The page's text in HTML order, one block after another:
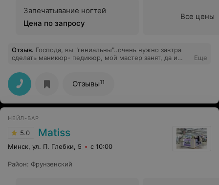
Запечатывание ногтей
Цена по запросу
Все цены
Отзыв. Господа, вы "гениальны"..очень нужно завтра
сделать маникюр- педикюр, мой мастер занят, да и
качество и цена важны. Так вот, захожу в раздел
маникюр (логично мне кажется), вижу на первом
месте салон ваш, вижу что месторасположение
удобное-недалеко от работы, нажимаю посмотреть
цены, и вуаля!! Цены только на массаж и спа !! Логика
директора "европейского" салона?? По типу "ну мне
реклама нравится-красивенькая же"?? А то что клиент
ни фига не поймет, это неважно)) короче одним
Еще
Отзывы11
НЕЙЛ-БАР
5.0 Matiss
Минск, ул. П. Глебки, 5 с 10:00
Район: Фрунзенский